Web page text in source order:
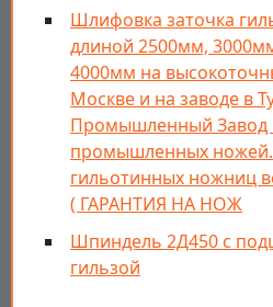
Шлифовка заточка
длиной 2500мм,
4000мм на
Москве и на заводе в
Промышленный Завод
промышленных
гильотинных ножниц
( ГАРАНТИЯ НА НОЖ
Шпиндель 2Д450 с
гильзой